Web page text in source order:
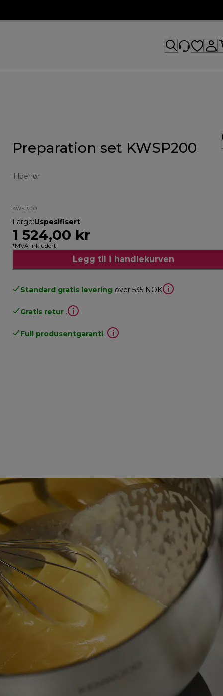
Preparation set KWSP200
Tilbehør
KWSP200
Farge:Uspesifisert
1 524,00 kr
*MVA inkludert
Legg til i handlekurven
Standard gratis levering over 535 NOK
Gratis retur .
Full produsentgaranti .